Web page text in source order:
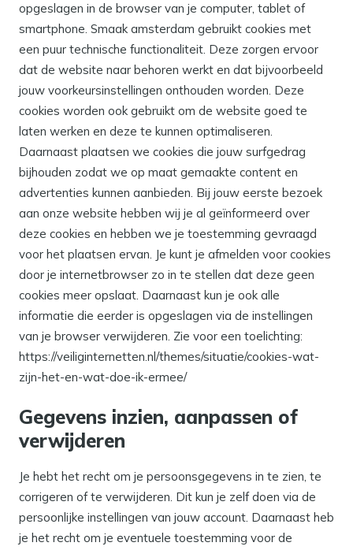
opgeslagen in de browser van je computer, tablet of
smartphone. Smaak amsterdam gebruikt cookies met
een puur technische functionaliteit. Deze zorgen ervoor
dat de website naar behoren werkt en dat bijvoorbeeld
jouw voorkeursinstellingen onthouden worden. Deze
cookies worden ook gebruikt om de website goed te
laten werken en deze te kunnen optimaliseren.
Daarnaast plaatsen we cookies die jouw surfgedrag
bijhouden zodat we op maat gemaakte content en
advertenties kunnen aanbieden. Bij jouw eerste bezoek
aan onze website hebben wij je al geïnformeerd over
deze cookies en hebben we je toestemming gevraagd
voor het plaatsen ervan. Je kunt je afmelden voor cookies
door je internetbrowser zo in te stellen dat deze geen
cookies meer opslaat. Daarnaast kun je ook alle
informatie die eerder is opgeslagen via de instellingen
van je browser verwijderen. Zie voor een toelichting:
https://veiliginternetten.nl/themes/situatie/cookies-wat-
zijn-het-en-wat-doe-ik-ermee/
Gegevens inzien, aanpassen of
verwijderen
Je hebt het recht om je persoonsgegevens in te zien, te
corrigeren of te verwijderen. Dit kun je zelf doen via de
persoonlijke instellingen van jouw account. Daarnaast heb
je het recht om je eventuele toestemming voor de